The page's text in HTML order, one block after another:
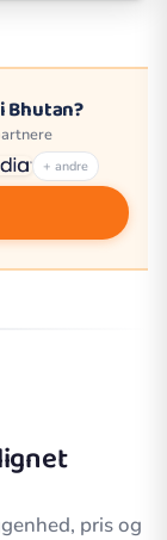
Bhutan?
+ andre
pris og